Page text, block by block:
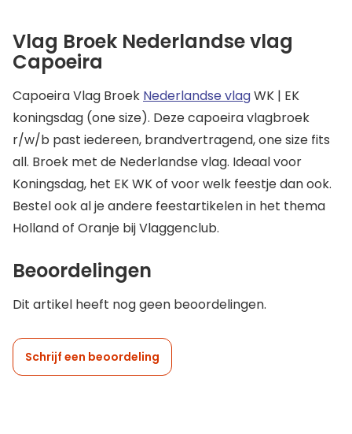
Vlag Broek Nederlandse vlag
Capoeira
Capoeira Vlag Broek Nederlandse vlagWK | EK
koningsdag (one size). Deze capoeira vlagbroek
r/w/b past iedereen, brandvertragend, one size fits
all. Broek met de Nederlandse vlag. Ideaal voor
Koningsdag, het EK WK of voor welk feestje dan ook.
Bestel ook al je andere feestartikelen in het thema
Holland of Oranje bij Vlaggenclub.
Beoordelingen
Dit artikel heeft nog geen beoordelingen.
Schrijf een beoordeling